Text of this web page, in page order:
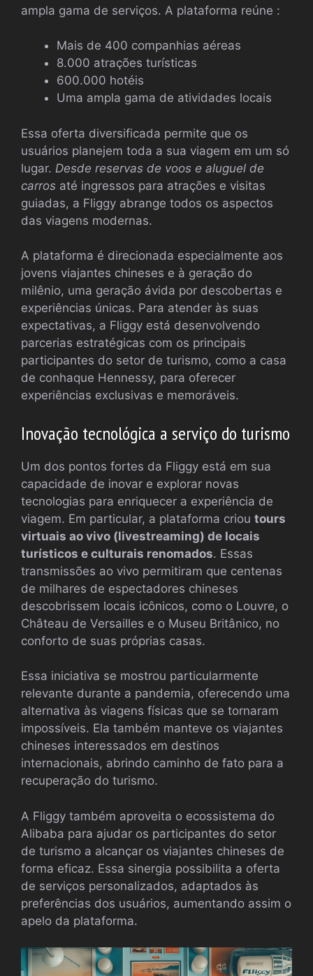
ampla gama de serviços. A plataforma reúne :
Mais de 400 companhias aéreas
8.000 atrações turísticas
600.000 hotéis
Uma ampla gama de atividades locais
Essa oferta diversificada permite que os
usuários planejem toda a sua viagem em um só
lugar. Desde reservas de voos e aluguel de
carros até ingressos para atrações e visitas
guiadas, a Fliggy abrange todos os aspectos
das viagens modernas.
A plataforma é direcionada especialmente aos
jovens viajantes chineses e à geração do
milênio, uma geração ávida por descobertas e
experiências únicas. Para atender às suas
expectativas, a Fliggy está desenvolvendo
parcerias estratégicas com os principais
participantes do setor de turismo, como a casa
de conhaque Hennessy, para oferecer
experiências exclusivas e memoráveis.
Inovação tecnológica a serviço do turismo
Um dos pontos fortes da Fliggy está em sua
capacidade de inovar e explorar novas
tecnologias para enriquecer a experiência de
viagem. Em particular, a plataforma criou tours
virtuais ao vivo (livestreaming) de locais
turísticos e culturais renomados. Essas
transmissões ao vivo permitiram que centenas
de milhares de espectadores chineses
descobrissem locais icônicos, como o Louvre, o
Château de Versailles e o Museu Britânico, no
conforto de suas próprias casas.
Essa iniciativa se mostrou particularmente
relevante durante a pandemia, oferecendo uma
alternativa às viagens físicas que se tornaram
impossíveis. Ela também manteve os viajantes
chineses interessados em destinos
internacionais, abrindo caminho de fato para a
recuperação do turismo.
A Fliggy também aproveita o ecossistema do
Alibaba para ajudar os participantes do setor
de turismo a alcançar os viajantes chineses de
forma eficaz. Essa sinergia possibilita a oferta
de serviços personalizados, adaptados às
preferências dos usuários, aumentando assim o
apelo da plataforma.